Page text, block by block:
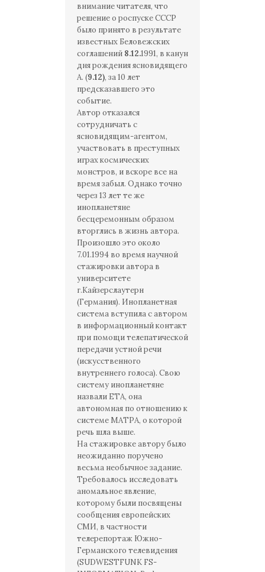
внимание читателя, что
решение о роспуске СССР
было принято в результате
известных Беловежских
соглашений 8.12.1991, в канун
дня рождения ясновидящего
А. (9.12), за 10 лет
предсказавшего это
событие.
Автор отказался
сотрудничать с
ясновидящим-агентом,
участвовать в преступных
играх космических
монстров, и вскоре все на
время забыл. Однако точно
через 13 лет те же
инопланетяне
бесцеремонным образом
вторглись в жизнь автора.
Произошло это около
7.01.1994 во время научной
стажировки автора в
университете
г.Кайзерслаутерн
(Германия). Инопланетная
система вступила с автором
в информационный контакт
при помощи телепатической
передачи устной речи
(искусственного
внутреннего голоса). Свою
систему инопланетяне
назвали ЕТА, она
автономная по отношению к
системе МАТРА, о которой
речь шла выше.
На стажировке автору было
неожиданно поручено
весьма необычное задание.
Требовалось исследовать
аномальное явление,
которому были посвящены
сообщения европейских
СМИ, в частности
телерепортаж Южно-
Германского телевидения
(SUDWESTFUNK FS-